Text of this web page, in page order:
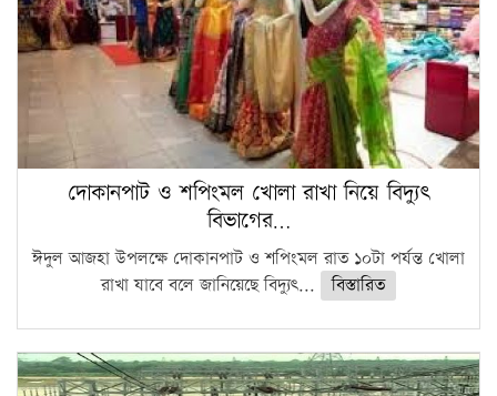
দোকানপাট ও শপিংমল খোলা রাখা নিয়ে বিদ্যুৎ
বিভাগের…
ঈদুল আজহা উপলক্ষে দোকানপাট ও শপিংমল রাত ১০টা পর্যন্ত খোলা
রাখা যাবে বলে জানিয়েছে বিদ্যুৎ...
বিস্তারিত